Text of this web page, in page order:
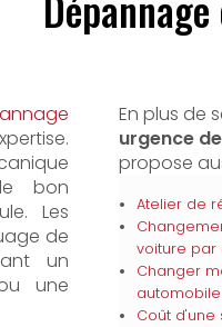
bon
Les
de
un
une
En plus de
urgence de
propose
Atelier de
voiture par
Changer
automobile
Coût